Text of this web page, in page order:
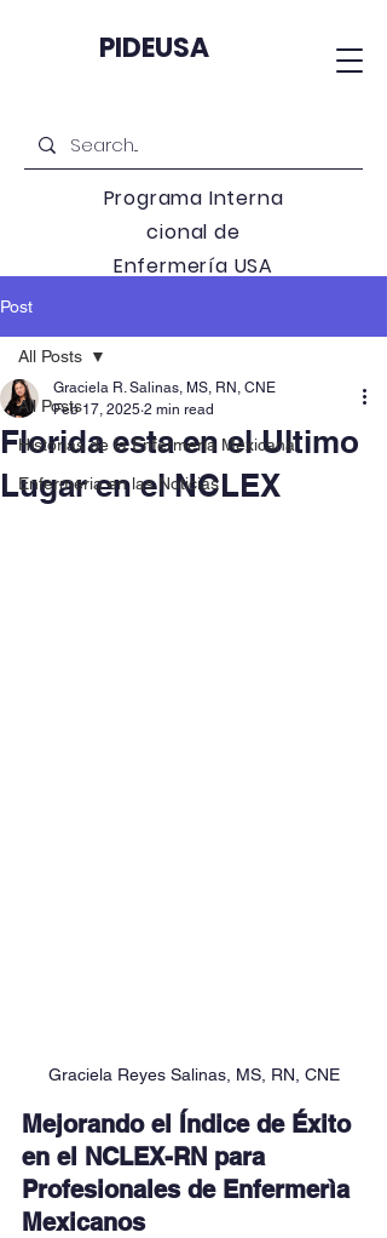
PIDEUSA
Programa Interna
cional de
Enfermería USA
Post
All Posts
Historias de la Enfermeria Mexicana
Enfermeria en las Noticias
All Posts
Florida esta en el Ultimo
Lugar en el NCLEX
Graciela R. Salinas, MS, RN, CNE
Feb 17, 2025 2 min read
Graciela Reyes Salinas, MS, RN, CNE
Mejorando el Índice de Éxito
en el NCLEX-RN para
Profesionales de Enfermerìa
Mexicanos